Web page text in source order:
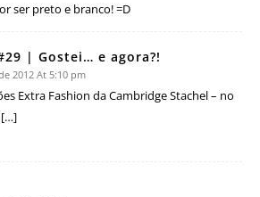
ser preto e branco! =D
| Gostei… e agora?!
2012 At 5:10 pm
Extra Fashion da Cambridge Stachel – no
[…]